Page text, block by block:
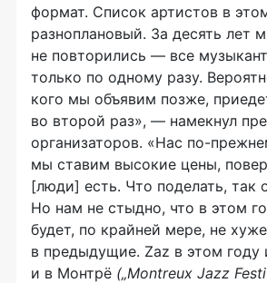
формат. Список артистов в
разноплановый. За десять лет
не повторились — все
только по одному разу.
кого мы объявим позже,
во второй раз», — намекнул
организаторов. «Нас по-
мы ставим высокие цены,
[люди] есть. Что поделать, так
Но нам не стыдно, что в этом
будет, по крайней мере, не
в предыдущие. Zaz в этом году
и в Монтрё („Montreux Jazz